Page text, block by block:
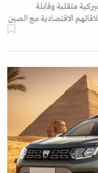
متقلبة وقابلة
الاقتصادية مع الصين